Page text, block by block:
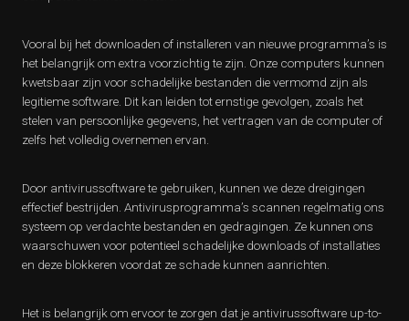
Vooral bij het downloaden of installeren van nieuwe programma’s is
het belangrijk om extra voorzichtig te zijn. Onze computers kunnen
kwetsbaar zijn voor schadelijke bestanden die vermomd zijn als
legitieme software. Dit kan leiden tot ernstige gevolgen, zoals het
stelen van persoonlijke gegevens, het vertragen van de computer of
zelfs het volledig overnemen ervan.
Door antivirussoftware te gebruiken, kunnen we deze dreigingen
effectief bestrijden. Antivirusprogramma’s scannen regelmatig ons
systeem op verdachte bestanden en gedragingen. Ze kunnen ons
waarschuwen voor potentieel schadelijke downloads of installaties
en deze blokkeren voordat ze schade kunnen aanrichten.
Het is belangrijk om ervoor te zorgen dat je antivirussoftware up-to-